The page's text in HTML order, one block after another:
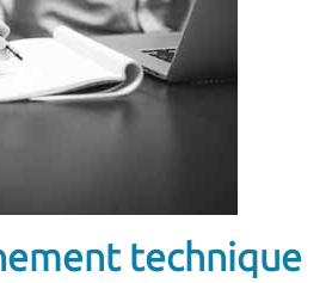
technique